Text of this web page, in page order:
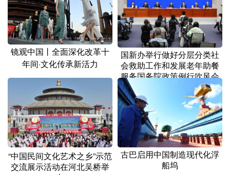
多语种频道
English Español Français عربى
Русский язык 日本語 한국어
Deutsch
镜观中国丨全面深化改革十
年间·文化传承新活力
国新办举行做好分层分类社
会救助工作和发展老年助餐
服务国务院政策例行吹风会
“中国民间文化艺术之乡”示范
交流展示活动在河北吴桥举
古巴启用中国制造现代化浮
船坞